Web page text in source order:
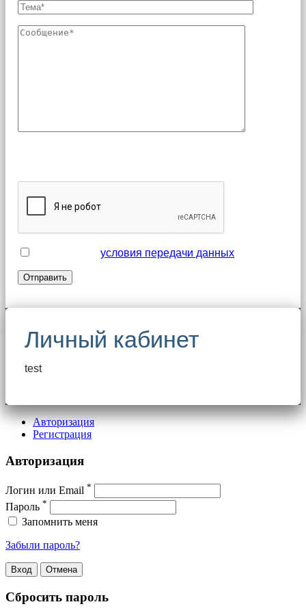
условия передачи данных
Личный кабинет
test
Авторизация
Регистрация
Авторизация
Логин или Email *
Пароль *
Запомнить меня
Забыли пароль?
Сбросить пароль